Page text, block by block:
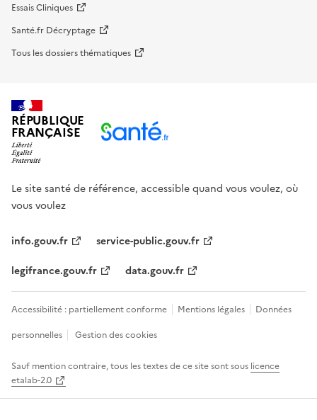
Essais Cliniques
Santé.fr Décryptage
Tous les dossiers thématiques
RÉPUBLIQUE
FRANÇAISE
Le site santé de référence, accessible quand vous voulez, où
vous voulez
info.gouv.fr
service-public.gouv.fr
legifrance.gouv.fr
data.gouv.fr
Accessibilité : partiellement conforme Mentions légales
Données
personnelles
Gestion des cookies
Sauf mention contraire, tous les textes de ce site sont sous licence
etalab-2.0